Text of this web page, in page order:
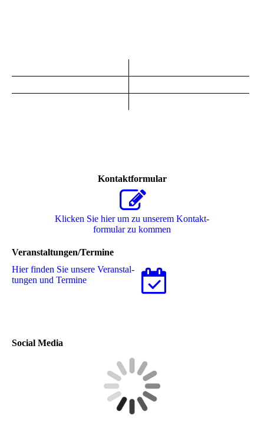
Kontaktformular
Klicken Sie hier um zu unserem Kon­takt­
for­mu­lar zu kommen
Veranstaltungen/Termine
Hier finden Sie unsere Ver­an­stal­
tungen und Termine
Social Media